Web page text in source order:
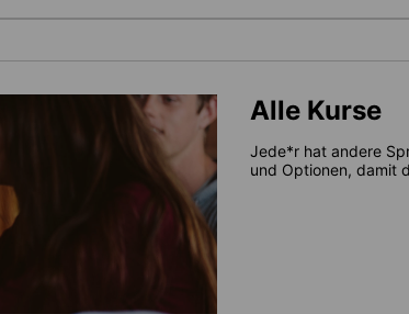
Alle Kurse
Jede*r hat andere
und Optionen, damit